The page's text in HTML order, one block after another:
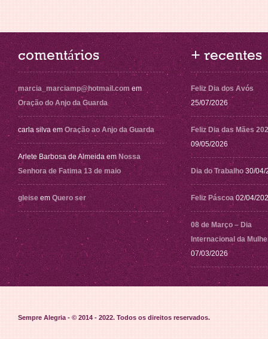
comentários
marcia_marciamp@hotmail.com em
Oração do Anjo da Guarda
carla silva em Oração ao Anjo da Guarda
Arlete Barbosa de Almeida em Nossa
Senhora de Fatima 13 de maio
gleise em Quero ser
+ recentes
Feliz Dia dos Avós
25/07/2026
Feliz Dia das Mães
09/05/2026
Dia do Trabalho 30/04/
Feliz Páscoa 02/04/
08 de Março – Dia
Internacional da
07/03/2026
Sempre Alegria - © 2014 - 2022. Todos os direitos reservados.